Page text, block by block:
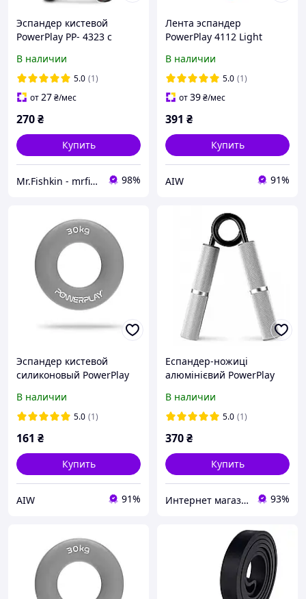
Эспандер кистевой
PowerPlay PP- 4323 с
10-40 кг. Strength Grip
Черно-зеленый
В наличии
5.0 (1)
от27₴/мес
270₴
Купить
Mr.Fishkin - mrfishkin.com.ua 98%
Лента эспандер
PowerPlay 4112 Light
6.8кг) СКИДКА aiw
Оригинал 1528
В наличии
5.0 (1)
от39₴/мес
391 ₴
Купить
AIW 91%
Эспандер кистевой
силиконовый PowerPlay
Hard 30 кг. Сірий aiw
Оригинал 4432
В наличии
5.0 (1)
161 ₴
Купить
AIW 91%
Еспандер-ножиці
алюмінієвий PowerPlay
Срібний
В наличии
5.0 (1)
370₴
Купить
Интернет магазин CONOR.COM.UA 93%